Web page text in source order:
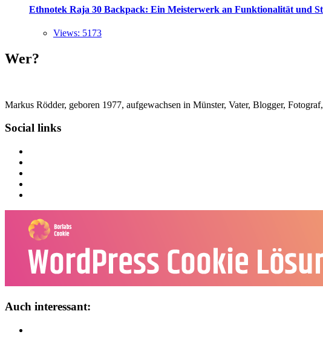
Ethnotek Raja 30 Backpack: Ein Meisterwerk an Funktionalität und
Views: 5173
Wer?
Markus Rödder, geboren 1977, aufgewachsen in Münster, Vater, Blogger,
Social links
Auch interessant: